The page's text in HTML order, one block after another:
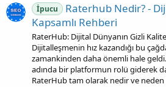
İpucu
Raterhub Nedir? -
Kapsamlı Rehberi
RaterHub: Dijital Dünyanın Gizli
Dijitalleşmenin hız kazandığı bu
zamankinden daha önemli hale
adında bir platformun rolü giderek
RaterHub tam olarak nedir ve neden